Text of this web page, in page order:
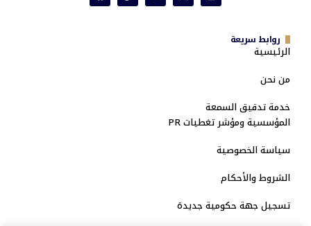
روابط سريعة
الرئيسية
من نحن
خدمة تدقيق السمعة
المؤسسية ومؤشر تغطيات PR
سياسة الخصوصية
الشروط والأحكام
تسجيل جهة حكومية جديدة